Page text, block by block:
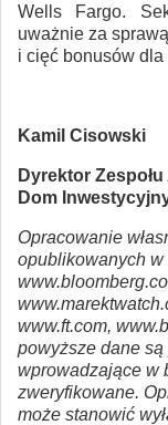
Wells Fargo.
uważnie za
i cięć bonusów
Kamil Cisowski
Dyrektor
Dom
Opracowanie
opublikowanych w
www.ft.com,
powyższe dane są
wprowadzające w
zweryfikowane.
może stanowić